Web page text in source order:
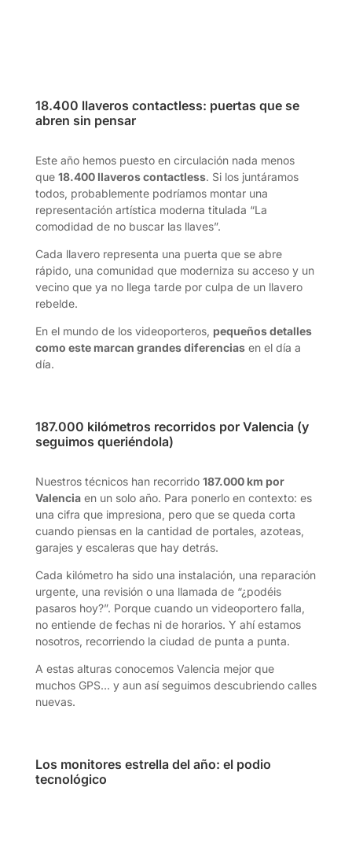
18.400 llaveros contactless: puertas que se
abren sin pensar
Este año hemos puesto en circulación nada menos
que 18.400 llaveros contactless. Si los juntáramos
todos, probablemente podríamos montar una
representación artística moderna titulada “La
comodidad de no buscar las llaves”.
Cada llavero representa una puerta que se abre
rápido, una comunidad que moderniza su acceso y un
vecino que ya no llega tarde por culpa de un llavero
rebelde.
En el mundo de los videoporteros, pequeños detalles
como este marcan grandes diferenciasen el día a
día.
187.000 kilómetros recorridos por Valencia (y
seguimos queriéndola)
Nuestros técnicos han recorrido 187.000 km por
Valenciaen un solo año. Para ponerlo en contexto: es
una cifra que impresiona, pero que se queda corta
cuando piensas en la cantidad de portales, azoteas,
garajes y escaleras que hay detrás.
Cada kilómetro ha sido una instalación, una reparación
urgente, una revisión o una llamada de “¿podéis
pasaros hoy?”. Porque cuando un videoportero falla,
no entiende de fechas ni de horarios. Y ahí estamos
nosotros, recorriendo la ciudad de punta a punta.
A estas alturas conocemos Valencia mejor que
muchos GPS… y aun así seguimos descubriendo calles
nuevas.
Los monitores estrella del año: el podio
tecnológico